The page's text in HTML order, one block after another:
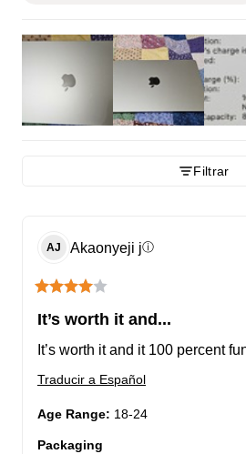
Filtrar
AJ Akaonyeji jⓘ
It’s worth it and...
It’s worth it and it 100 percent
Traducir a Español
Age Range: 18-24
Packaging